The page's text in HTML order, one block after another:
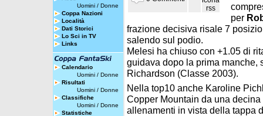
Uomini / Donne
Coppa Nazioni
Località
Dati Storici
Lo Sci in TV
Links
Calendario
Uomini / Donne
Risultati
Uomini / Donne
Classifiche
Uomini / Donne
Statistiche
per
frazione decisiva risale 7
salendo sul podio.
Melesi ha chiuso con +1.05 di
guidava dopo la prima manche,
Richardson (Classe 2003).
Nella top10 anche Karoline
Copper Mountain da una
allenamenti in vista della tappa